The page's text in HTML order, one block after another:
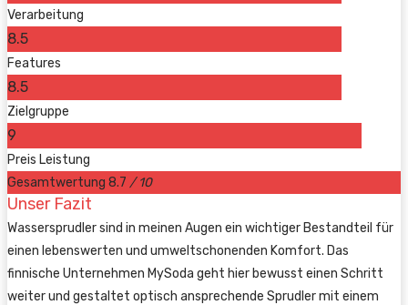
Verarbeitung
8.5
Features
8.5
Zielgruppe
9
Preis Leistung
Gesamtwertung 8.7 / 10
Unser Fazit
Wassersprudler sind in meinen Augen ein wichtiger Bestandteil für
einen lebenswerten und umweltschonenden Komfort. Das
finnische Unternehmen MySoda geht hier bewusst einen Schritt
weiter und gestaltet optisch ansprechende Sprudler mit einem